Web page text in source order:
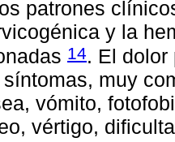
patrones
y la
14. El dolor
muy
vómito,
vértigo,